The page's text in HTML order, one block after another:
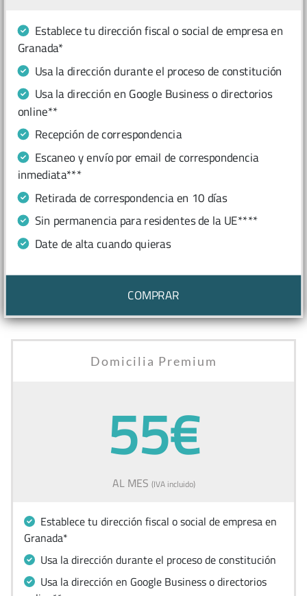
Establece tu dirección fiscal o social de empresa en
Granada*
Usa la dirección durante el proceso de constitución
Usa la dirección en Google Business o directorios
online**
Recepción de correspondencia
Escaneo y envío por email de correspondencia
inmediata***
Retirada de correspondencia en 10 días
Sin permanencia para residentes de la UE****
Date de alta cuando quieras
COMPRAR
Domicilia Premium
55€
AL MES (IVA incluido)
Establece tu dirección fiscal o social de empresa en
Granada*
Usa la dirección durante el proceso de constitución
Usa la dirección en Google Business o directorios